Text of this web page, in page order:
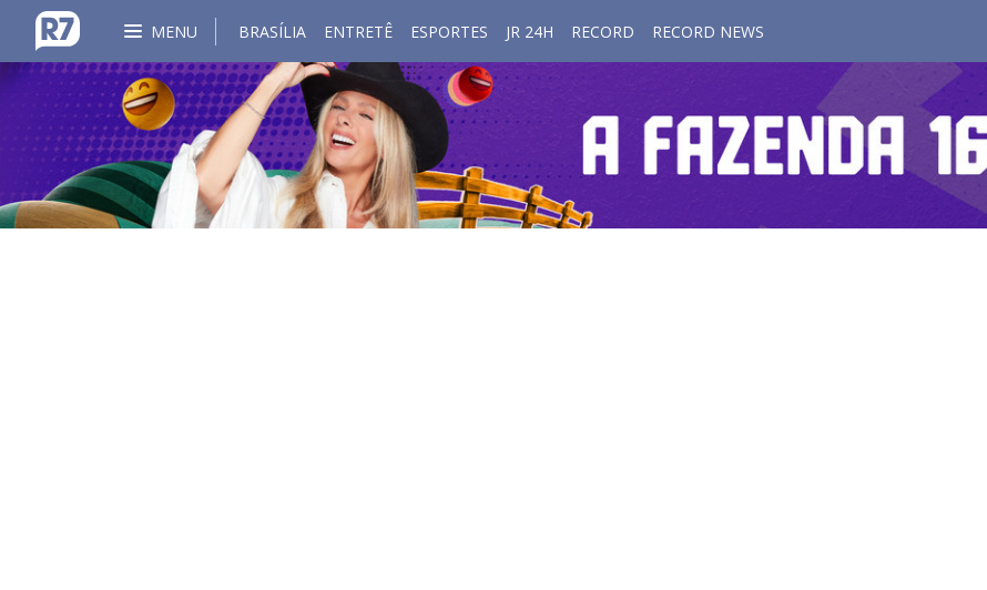
MENU BRASÍLIA ENTRETÊ ESPORTES JR 24H RECORD RECORD NEWS